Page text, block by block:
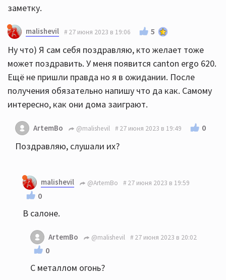
заметку.
malishevil 27 июня 2023 в 19:06 5
Ну что) Я сам себя поздравляю, кто желает тоже
может поздравить. У меня появится canton ergo 620.
Ещё не пришли правда но я в ожидании. После
получения обязательно напишу что да как. Самому
интересно, как они дома заиграют.
ArtemBo @malishevil 27 июня 2023 в 19:49 0
Поздравляю, слушали их?
malishevil @ArtemBo 27 июня 2023 в 19:59
0
В салоне.
ArtemBo @malishevil 27 июня 2023 в 20:02
0
С металлом огонь?